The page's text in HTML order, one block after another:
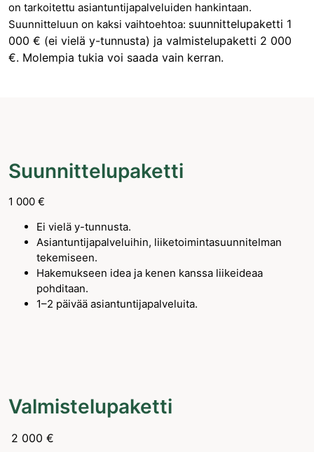
on tarkoitettu asiantuntijapalveluiden hankintaan.
Suunnitteluun on kaksi vaihtoehtoa: suunnittelupaketti 1
000 € (ei vielä y-tunnusta) ja valmistelupaketti 2 000
€. Molempia tukia voi saada vain kerran.
Suunnittelupaketti
1 000 €
Ei vielä y-tunnusta.
Asiantuntijapalveluihin, liiketoimintasuunnitelman
tekemiseen.
Hakemukseen idea ja kenen kanssa liikeideaa
pohditaan.
1–2 päivää asiantuntijapalveluita.
Valmistelupaketti
2 000 €